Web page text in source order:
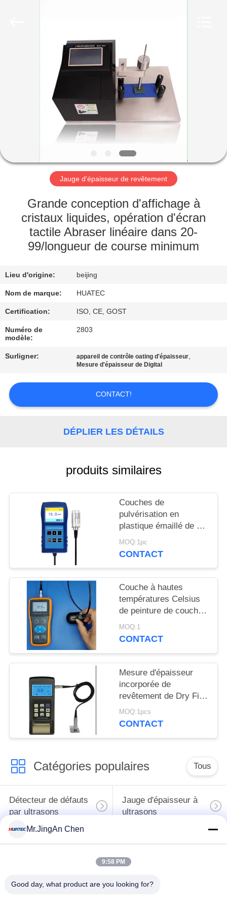
PRODUITS
DE
NOUS
VISITE
D'USINE
CONTRÔLE
QUALITÉ
CONTACTEZ-
NOUS
DEMANDEZ
UNE
CITATION
PRIVACY
POLICY
Jauge d'épaisseur de revêtement
Grande conception d'affichage à
cristaux liquides, opération d'écran
tactile Abraser linéaire dans 20-
99/longueur de course minimum
Lieu d'origine: beijing
Nom de marque: HUATEC
Certification: ISO, CE, GOST
Numéro de
modèle:
2803
Surligner: appareil de contrôle oating d'épaisseur,
Mesure d'épaisseur de Digital
CONTACT!
DÉPLIER LES DÉTAILS
produits similaires
Couches de
pulvérisation en
plastique émaillé de 13
mm, résistantes à la
corrosion, ignifuges,
MOQ:1pc
CONTACT
Couche à hautes
températures Celsius
de peinture de couche
de jet de mesure
d'épaisseur de couche
MOQ:1
CONTACT
Mesure d'épaisseur
incorporée de
revêtement de Dry Film
Paint Elcometer
d'imprimante Tg110
MOQ:1pcs
CONTACT
Catégories populaires Tous
Détecteur de défauts
par ultrasons
Jauge d'épaisseur à
ultrasons
Jauge d'épaisseur de
X-Ray de recherche
Chenilles de
Mr.JingAn Chen
9:58 PM
Good day, what product are you looking for?